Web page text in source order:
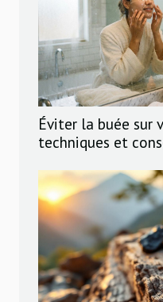
Éviter la buée sur
techniques et